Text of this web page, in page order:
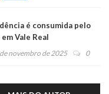
é consumida pelo
Vale Real
novembro de 2025 0